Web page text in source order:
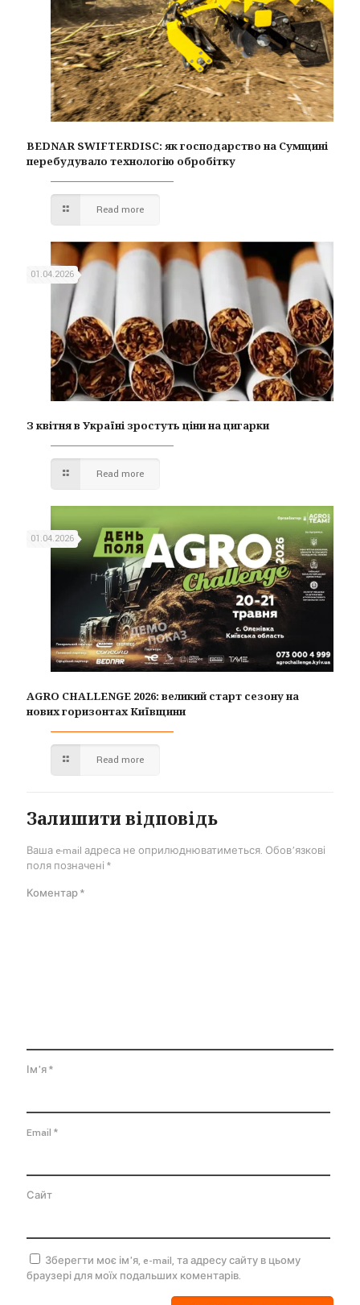
BEDNAR SWIFTERDISC: як господарство на Сумщині
перебудувало технологію обробітку
Read more
01.04.2026
З квітня в Україні зростуть ціни на цигарки
Read more
01.04.2026
AGRO CHALLENGE 2026: великий старт сезону на
нових горизонтах Київщини
Read more
Залишити відповідь
Ваша e-mail адреса не оприлюднюватиметься. Обов’язкові
поля позначені *
Коментар*
Ім'я*
Email *
Сайт
Зберегти моє ім'я, e-mail, та адресу сайту в цьому
браузері для моїх подальших коментарів.